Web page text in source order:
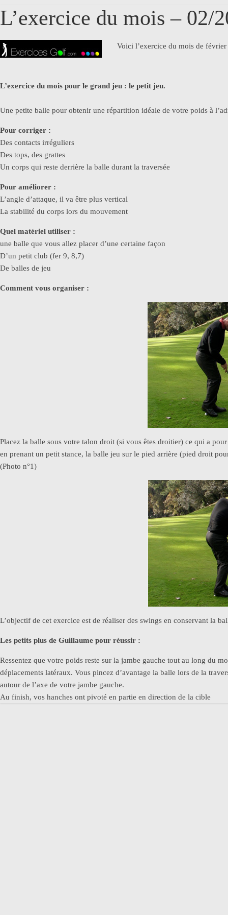
L’exercice du mois – 02/
Voici l’exercice du mois de
L’exercice du mois pour le grand jeu : le petit jeu.
Une petite balle pour obtenir une répartition idéale de votre poids à
Pour corriger :
Des contacts irréguliers
Des tops, des grattes
Un corps qui reste derrière la balle durant la traversée
Pour améliorer :
L’angle d’attaque, il va être plus vertical
La stabilité du corps lors du mouvement
Quel matériel utiliser :
une balle que vous allez placer d’une certaine façon
D’un petit club (fer 9, 8,7)
De balles de jeu
Comment vous organiser :
Placez la balle sous votre talon droit (si vous êtes droitier) ce qui a
en prenant un petit stance, la balle jeu sur le pied arrière (pied droit
(Photo n°1)
L’objectif de cet exercice est de réaliser des swings en conservant la
Les petits plus de Guillaume pour réussir :
Ressentez que votre poids reste sur la jambe gauche tout au long du
déplacements latéraux. Vous pincez d’avantage la balle lors de la
autour de l’axe de votre jambe gauche.
Au finish, vos hanches ont pivoté en partie en direction de la cible